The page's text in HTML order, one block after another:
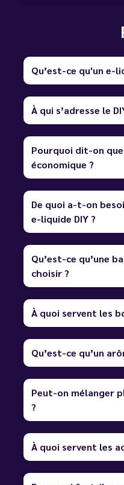
Qu’est-ce qu'un e-
À qui s’adresse le
Pourquoi dit-on
économique ?
De quoi a-t-on
e-liquide DIY ?
Qu’est-ce qu’une
choisir ?
À quoi servent les
Qu’est-ce qu’un
Peut-on mélanger
?
À quoi servent les